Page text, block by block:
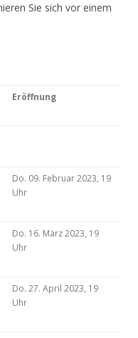
Sie sich vor einem
Eröffnung
Do. 09. Februar 2023, 19
Uhr
Do. 16. März 2023, 19
Uhr
Do. 27. April 2023, 19
Uhr